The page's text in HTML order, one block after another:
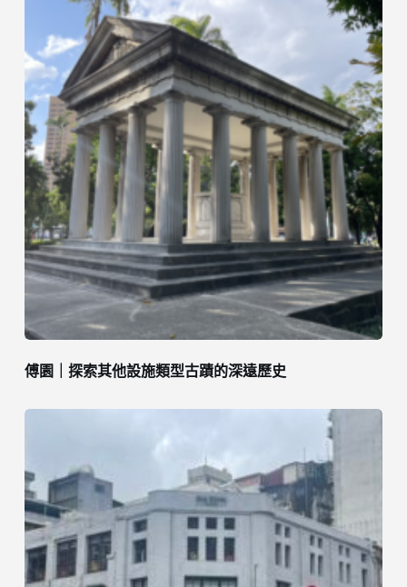
傅園｜探索其他設施類型古蹟的深遠歷史